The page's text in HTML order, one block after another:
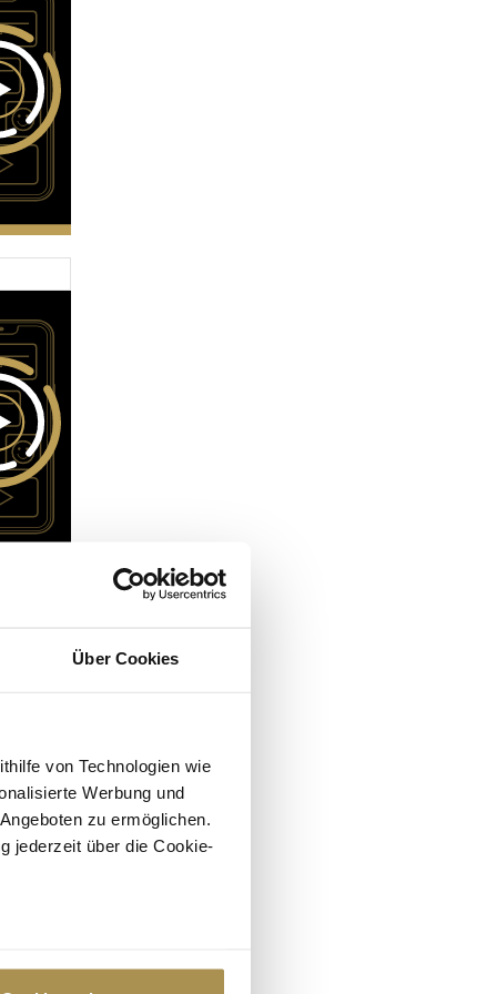
Über Cookies
von Technologien wie
Werbung und
zu ermöglichen.
jederzeit über die Cookie-